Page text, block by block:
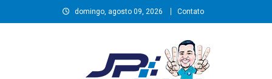
to
domingo, agosto 09, 2026 Contato